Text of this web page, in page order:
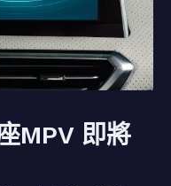
MPV 即將